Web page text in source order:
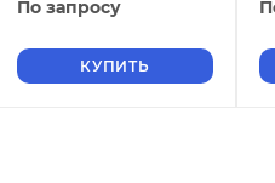
По запросу
КУПИТЬ